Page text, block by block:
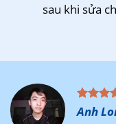
sau khi sửa
Anh